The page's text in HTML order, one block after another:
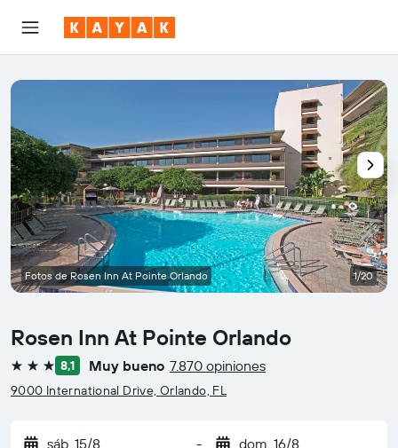
Rosen Inn At Pointe Orlando
3 estrellas
8,1 Muy bueno 7.870 opiniones
9000 International Drive, Orlando, FL
sáb. 15/8 - dom. 16/8
Fotos de Rosen Inn At Pointe Orlando 1/20